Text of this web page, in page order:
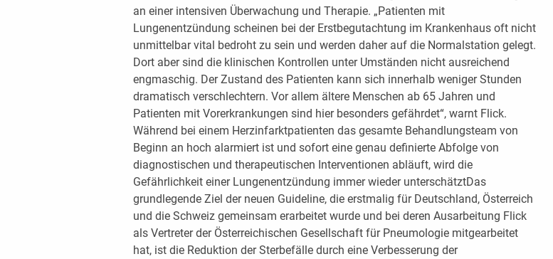
an einer intensiven Überwachung und Therapie. „Patienten mit
Lungenentzündung scheinen bei der Erstbegutachtung im Krankenhaus oft nicht
unmittelbar vital bedroht zu sein und werden daher auf die Normalstation gelegt.
Dort aber sind die klinischen Kontrollen unter Umständen nicht ausreichend
engmaschig. Der Zustand des Patienten kann sich innerhalb weniger Stunden
dramatisch verschlechtern. Vor allem ältere Menschen ab 65 Jahren und
Patienten mit Vorerkrankungen sind hier besonders gefährdet“, warnt Flick.
Während bei einem Herzinfarktpatienten das gesamte Behandlungsteam von
Beginn an hoch alarmiert ist und sofort eine genau definierte Abfolge von
diagnostischen und therapeutischen Interventionen abläuft, wird die
Gefährlichkeit einer Lungenentzündung immer wieder unterschätztDas
grundlegende Ziel der neuen Guideline, die erstmalig für Deutschland, Österreich
und die Schweiz gemeinsam erarbeitet wurde und bei deren Ausarbeitung Flick
als Vertreter der Österreichischen Gesellschaft für Pneumologie mitgearbeitet
hat, ist die Reduktion der Sterbefälle durch eine Verbesserung der